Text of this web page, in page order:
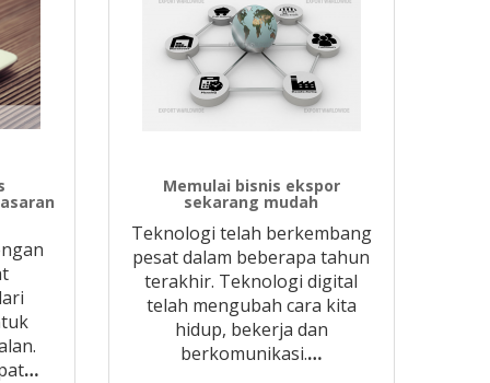
…
Memulai bisnis ekspor
sekarang mudah
Teknologi telah berkembang
pesat dalam beberapa tahun
terakhir. Teknologi digital
telah mengubah cara kita
hidup, bekerja dan
berkomunikasi.…